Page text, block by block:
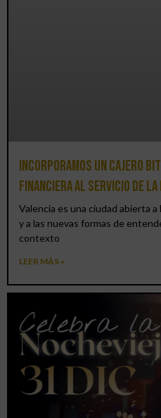
Incorporamos un cajero
financiera al servicio de la
Valencia es una ciudad abierta
y a las nuevas formas de
contexto
LEER MÁS »